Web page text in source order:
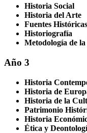
Historia Social
Historia del Arte
Fuentes Históricas
Historiografía
Metodología de
Año 3
Historia
Historia de
Historia de la
Patrimonio
Historia
Ética y